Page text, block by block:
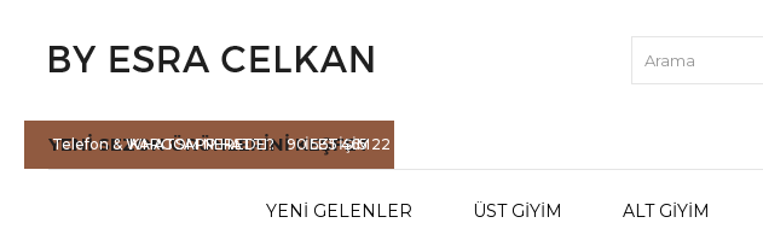
Telefon & WHATSAPP HATTI : 90 535 465 22
YENİ SEZONÜRÜNLERİNİ KEŞFET
KARGOM NEREDE? İLETİŞİM
YENİ GELENLER ÜST GİYİM ALT GİYİM